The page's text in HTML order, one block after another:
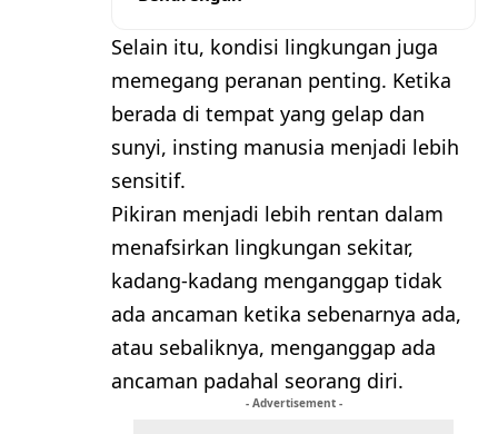
Selain itu, kondisi lingkungan juga
memegang peranan penting. Ketika
berada di tempat yang gelap dan
sunyi, insting manusia menjadi lebih
sensitif.
Pikiran menjadi lebih rentan dalam
menafsirkan lingkungan sekitar,
kadang-kadang menganggap tidak
ada ancaman ketika sebenarnya ada,
atau sebaliknya, menganggap ada
ancaman padahal seorang diri.
- Advertisement -